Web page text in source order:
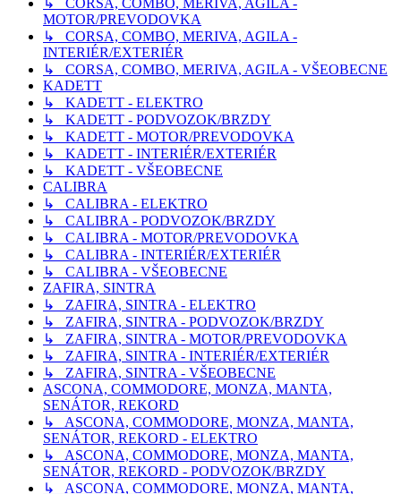
↳ CORSA, COMBO, MERIVA, AGILA -
MOTOR/PREVODOVKA
↳ CORSA, COMBO, MERIVA, AGILA -
INTERIÉR/EXTERIÉR
↳ CORSA, COMBO, MERIVA, AGILA - VŠEOBECNE
KADETT
↳ KADETT - ELEKTRO
↳ KADETT - PODVOZOK/BRZDY
↳ KADETT - MOTOR/PREVODOVKA
↳ KADETT - INTERIÉR/EXTERIÉR
↳ KADETT - VŠEOBECNE
CALIBRA
↳ CALIBRA - ELEKTRO
↳ CALIBRA - PODVOZOK/BRZDY
↳ CALIBRA - MOTOR/PREVODOVKA
↳ CALIBRA - INTERIÉR/EXTERIÉR
↳ CALIBRA - VŠEOBECNE
ZAFIRA, SINTRA
↳ ZAFIRA, SINTRA - ELEKTRO
↳ ZAFIRA, SINTRA - PODVOZOK/BRZDY
↳ ZAFIRA, SINTRA - MOTOR/PREVODOVKA
↳ ZAFIRA, SINTRA - INTERIÉR/EXTERIÉR
↳ ZAFIRA, SINTRA - VŠEOBECNE
ASCONA, COMMODORE, MONZA, MANTA,
SENÁTOR, REKORD
↳ ASCONA, COMMODORE, MONZA, MANTA,
SENÁTOR, REKORD - ELEKTRO
↳ ASCONA, COMMODORE, MONZA, MANTA,
SENÁTOR, REKORD - PODVOZOK/BRZDY
↳ ASCONA, COMMODORE, MONZA, MANTA,